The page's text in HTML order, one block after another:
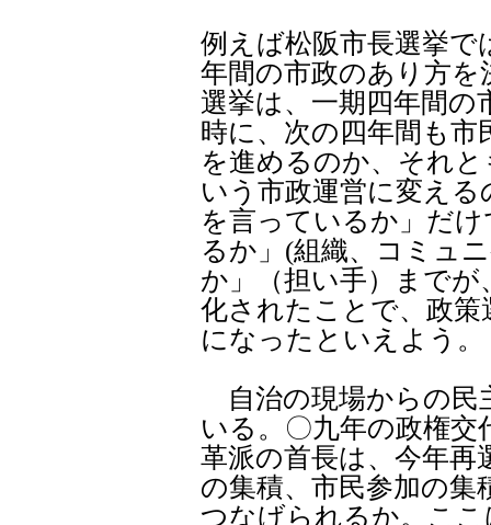
例えば松阪市長選挙
年間の市政のあり方
選挙は、一期四年間の
時に、次の四年間も
を進めるのか、それ
いう市政運営に変え
を言っているか」だ
るか」(組織、コミュ
か」（担い手）まで
化されたことで、政
になったといえよう。
自治の現場からの民
いる。〇九年の政権
革派の首長は、今年再
の集積、市民参加の
つなげられるか。こ